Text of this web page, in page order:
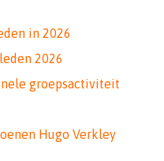
in 2026
2026
groepsactiviteit
Hugo Verkley